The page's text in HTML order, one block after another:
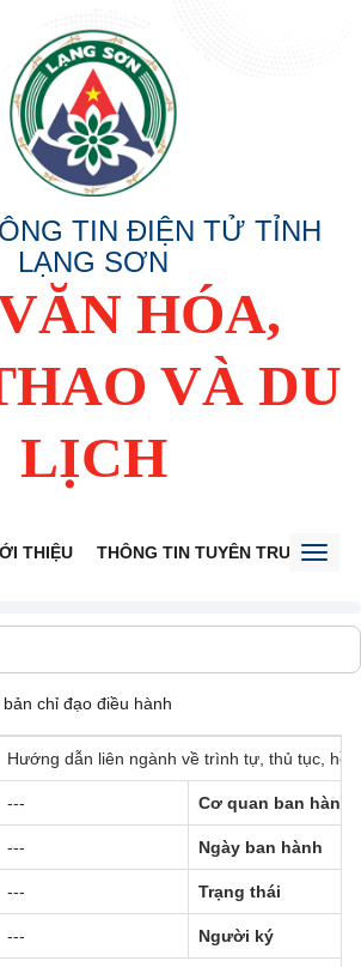
TIN ĐIỆN TỬ TỈNH
LẠNG SƠN
HÓA,
VÀ DU
LỊCH
THIỆU THÔNG TIN TUYÊN TRUYỀN
bản chỉ đạo điều hành
Hướng dẫn liên ngành về trình tự, thủ tục, hồ
--- Cơ quan ban hành
--- Ngày ban hành
--- Trạng thái
--- Người ký